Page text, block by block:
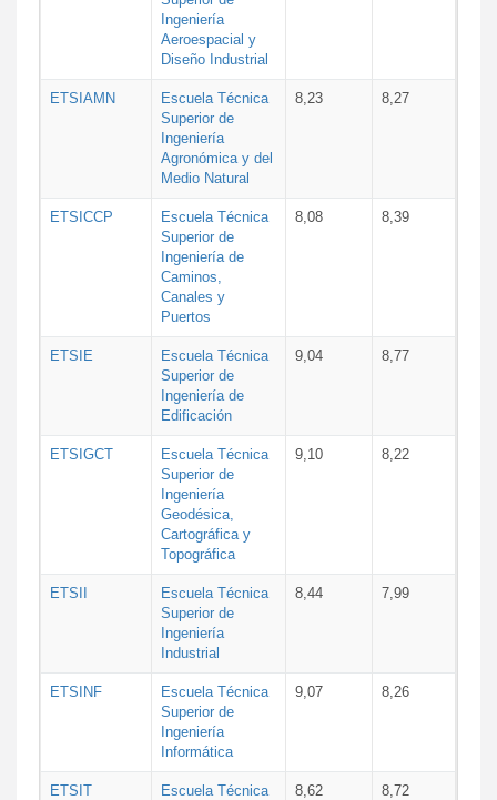
Ingeniería
Aeroespacial y
Diseño Industrial
ETSIAMN
Escuela Técnica
Superior de
Ingeniería
Agronómica y del
Medio Natural
8,23 8,27
ETSICCP
Escuela Técnica
Superior de
Ingeniería de
Caminos,
Canales y
Puertos
8,08 8,39
ETSIE
Escuela Técnica
Superior de
Ingeniería de
Edificación
9,04 8,77
ETSIGCT
Escuela Técnica
Superior de
Ingeniería
Geodésica,
Cartográfica y
Topográfica
9,10 8,22
ETSII
Escuela Técnica
Superior de
Ingeniería
Industrial
8,44 7,99
ETSINF
Escuela Técnica
Superior de
Ingeniería
Informática
9,07 8,26
ETSIT
Escuela Técnica
8,62 8,72